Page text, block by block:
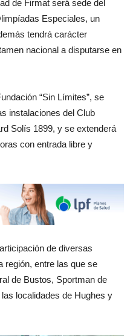
de Firmat será sede del
Especiales, un
tendrá carácter
nacional a disputarse en
“Sin Límites”, se
instalaciones del Club
Solís 1899, y se extenderá
con entrada libre y
de diversas
región, entre las que se
de Bustos, Sportman de
localidades de Hughes y